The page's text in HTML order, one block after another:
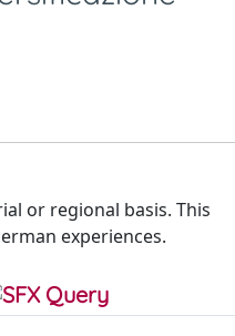
or regional basis. This
experiences.